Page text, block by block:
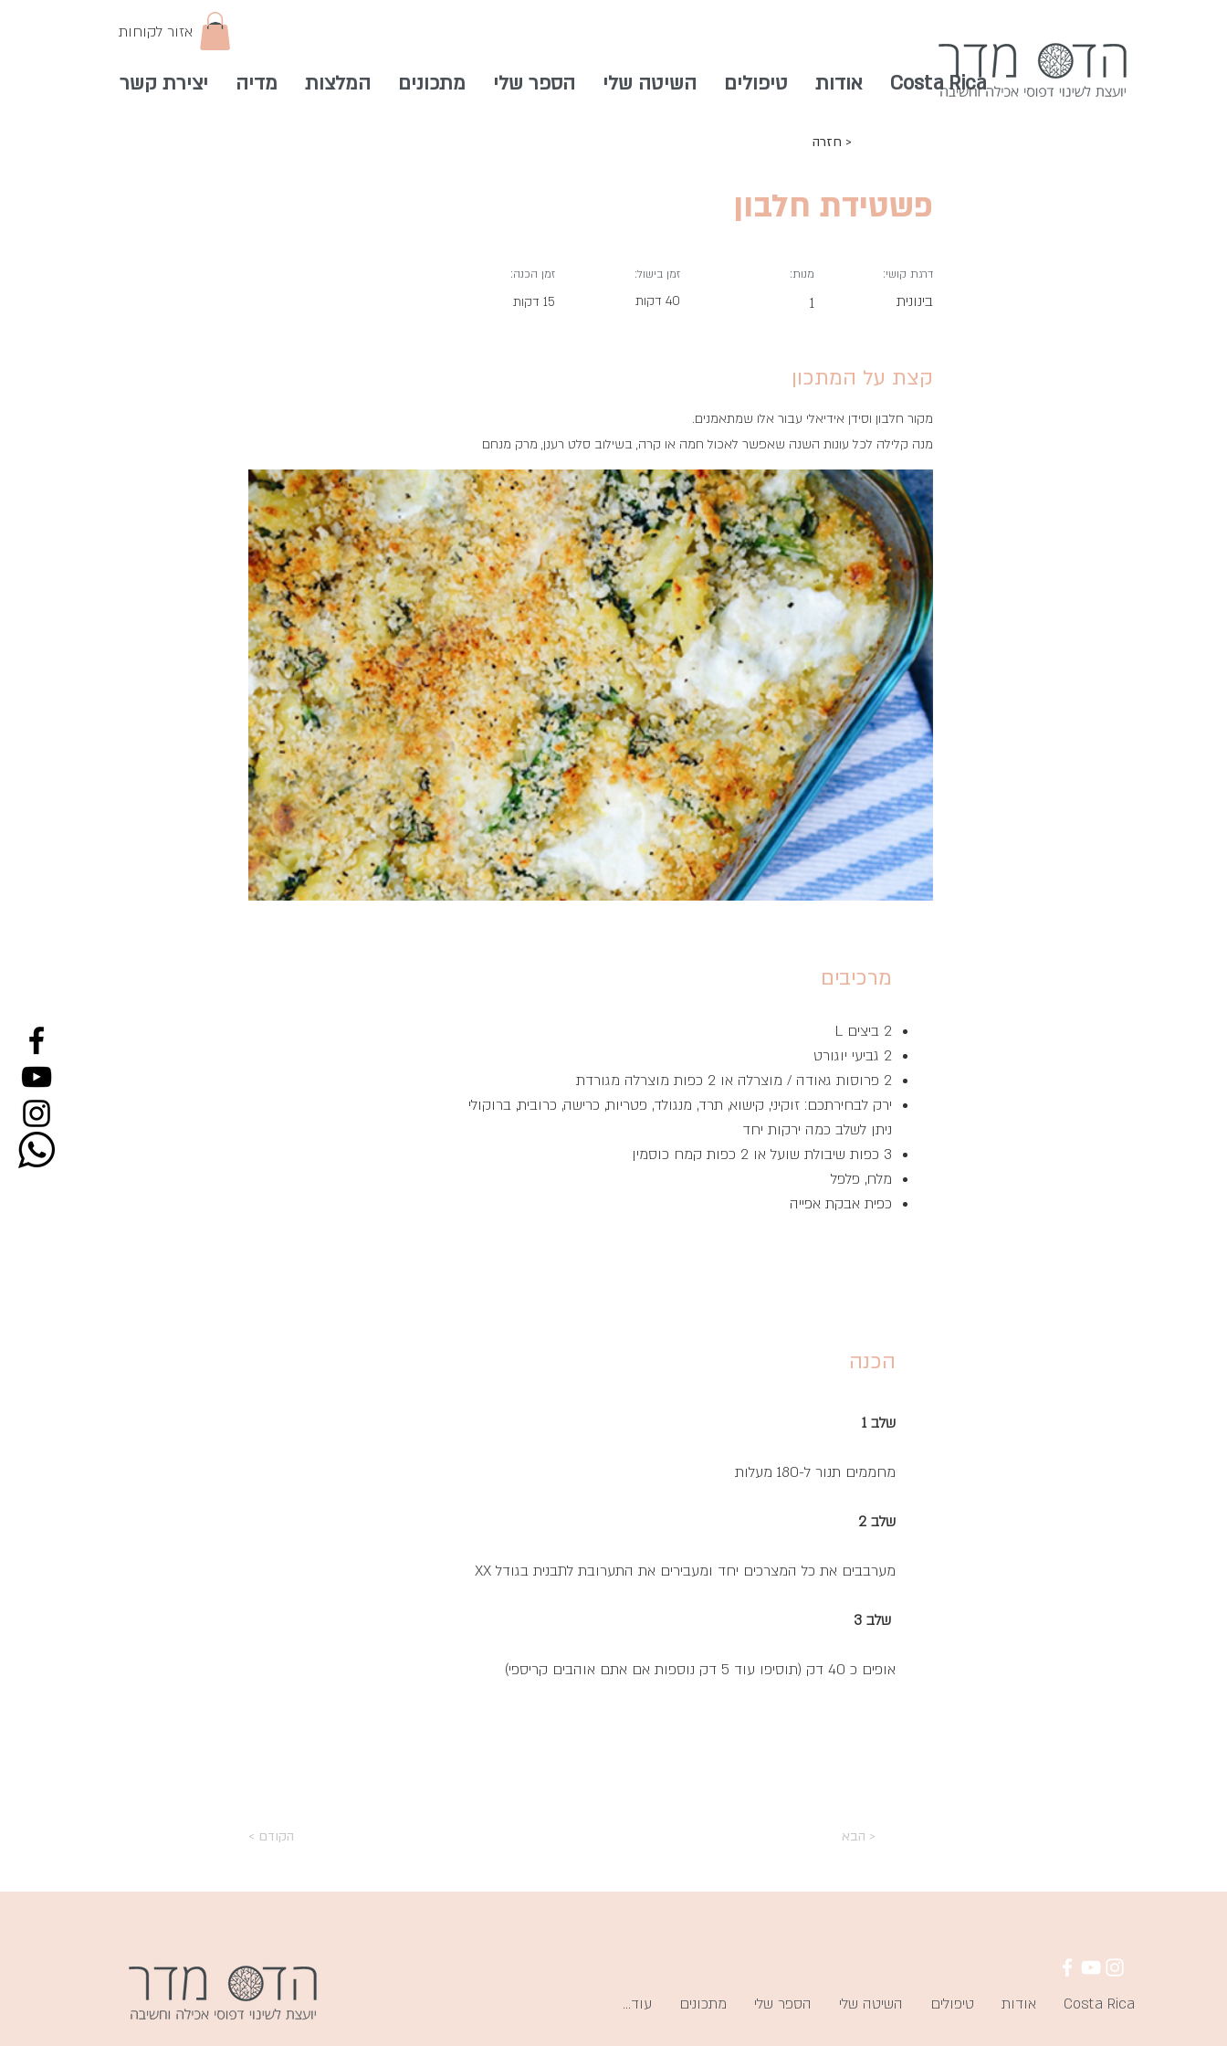
אזור לקוחות
Costa Rica אודות טיפולים השיטה שלי הספר שלי מתכונים המלצות מדיה יצירת קשר
חזרה >
פשטידת חלבון
זמן הכנה:
15 דקות
זמן בישול:
40 דקות
מנות:
1
דרגת קושי:
בינונית
קצת על המתכון
מקור חלבון וסידן אידיאלי עבור אלו שמתאמנים.
מנה קלילה לכל עונות השנה שאפשר לאכול חמה או קרה, בשילוב סלט רענן, מרק מנחם
מרכיבים
2 ביצים L
2 גביעי יוגורט
2 פרוסות גאודה / מוצרלה או 2 כפות מוצרלה מגורדת
ירק לבחירתכם: זוקיני, קישוא, תרד, מנגולד, פטריות, כרישה, כרובית, ברוקולי
ניתן לשלב כמה ירקות יחד
3 כפות שיבולת שועל או 2 כפות קמח כוסמין
מלח, פלפל
כפית אבקת אפייה
הכנה
שלב 1
מחממים תנור ל-180 מעלות
שלב 2
מערבבים את כל המצרכים יחד ומעבירים את התערובת לתבנית בגודל XX
שלב 3
אופים כ 40 דק (תוסיפו עוד 5 דק נוספות אם אתם אוהבים קריספי)
< הקודם הבא >
Costa Rica אודות טיפולים השיטה שלי הספר שלי מתכונים עוד...